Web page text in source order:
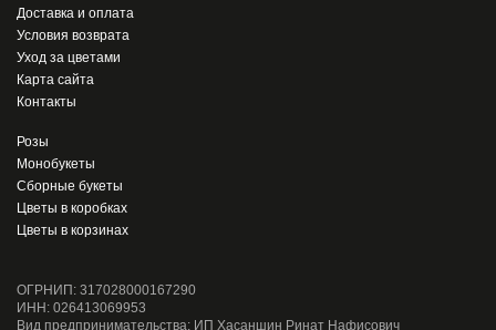
Доставка и оплата
Условия возврата
Уход за цветами
Карта сайта
Контакты
Розы
Монобукеты
Сборные букеты
Цветы в коробках
Цветы в корзинах
ОГРНИП: 317028000167290
ИНН: 026413069953
Вид предпринимательства: ИП Хасаншин Ринат Нафисович